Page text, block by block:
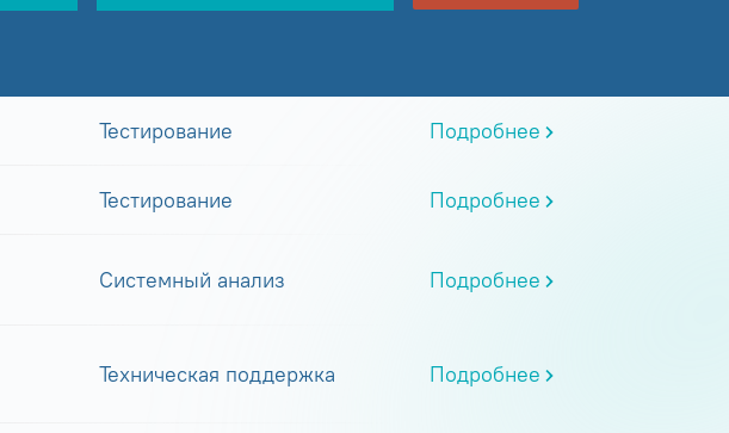
Тестирование Подробнее
Тестирование Подробнее
Системный анализ Подробнее
Техническая поддержка Подробнее